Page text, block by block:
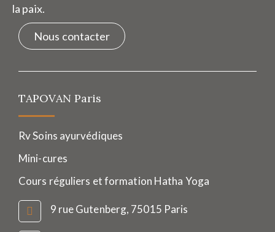
la paix.
Nous contacter
TAPOVAN Paris
Rv Soins ayurvédiques
Mini-cures
Cours réguliers et formation Hatha Yoga
9 rue Gutenberg, 75015 Paris